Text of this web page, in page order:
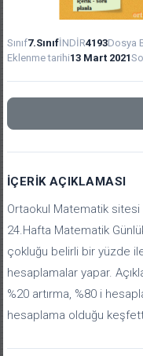
Sınıf7.SınıfİNDİR4193Dosya
Eklenme tarihi13 Mart 2021
İÇERIK AÇIKLAMASI
Ortaokul Matematik sitesi
24.Hafta Matematik
çokluğu belirli bir yüzde
hesaplamalar yapar.
%20 artırma, %80 i
hesaplama olduğu